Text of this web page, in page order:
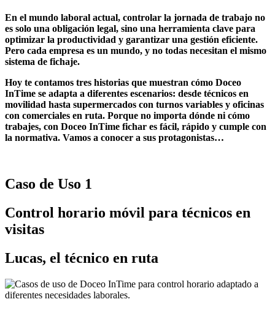
En el mundo laboral actual, controlar la jornada de trabajo no
es solo una obligación legal, sino una herramienta clave para
optimizar la productividad y garantizar una gestión eficiente.
Pero cada empresa es un mundo, y no todas necesitan el mismo
sistema de fichaje.
Hoy te contamos tres historias que muestran cómo Doceo
InTime se adapta a diferentes escenarios: desde técnicos en
movilidad hasta supermercados con turnos variables y oficinas
con comerciales en ruta. Porque no importa dónde ni cómo
trabajes, con Doceo InTime fichar es fácil, rápido y cumple con
la normativa. Vamos a conocer a sus protagonistas…
Caso de Uso 1
Control horario móvil para técnicos en
visitas
Lucas, el técnico en ruta